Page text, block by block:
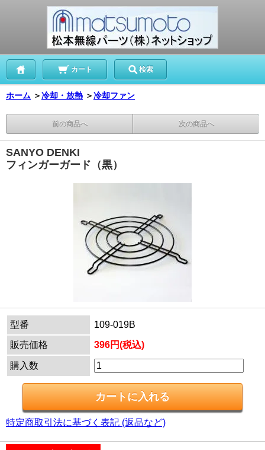
カート 検索
ホーム ＞冷却・放熱 ＞冷却ファン
前の商品へ 次の商品へ
SANYO DENKI
フィンガーガード（黒）
型番
109-019B
販売価格
396円(税込)
購入数
特定商取引法に基づく表記 (返品など)